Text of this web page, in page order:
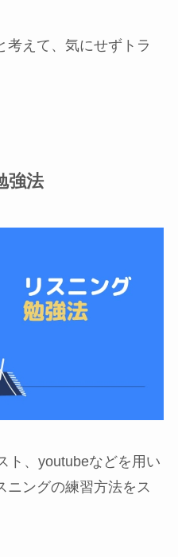
考えて、気にせずトラ
強法
ト、youtubeなどを用い
ニングの練習方法をス